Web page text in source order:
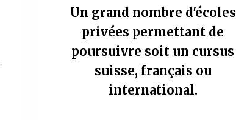
Un grand nombre d'écoles
privées permettant de
poursuivre soit un cursus
suisse, français ou
international.